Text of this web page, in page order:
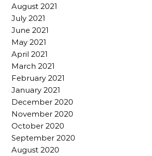
August 2021
July 2021
June 2021
May 2021
April 2021
March 2021
February 2021
January 2021
December 2020
November 2020
October 2020
September 2020
August 2020